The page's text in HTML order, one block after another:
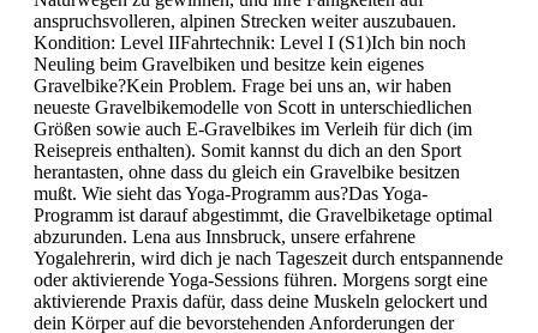
anspruchsvolleren, alpinen Strecken weiter auszubauen.
Kondition: Level IIFahrtechnik: Level I (S1)Ich bin noch
Neuling beim Gravelbiken und besitze kein eigenes
Gravelbike?Kein Problem. Frage bei uns an, wir haben
neueste Gravelbikemodelle von Scott in unterschiedlichen
Größen sowie auch E-Gravelbikes im Verleih für dich (im
Reisepreis enthalten). Somit kannst du dich an den Sport
herantasten, ohne dass du gleich ein Gravelbike besitzen
mußt. Wie sieht das Yoga-Programm aus?Das Yoga-
Programm ist darauf abgestimmt, die Gravelbiketage optimal
abzurunden. Lena aus Innsbruck, unsere erfahrene
Yogalehrerin, wird dich je nach Tageszeit durch entspannende
oder aktivierende Yoga-Sessions führen. Morgens sorgt eine
aktivierende Praxis dafür, dass deine Muskeln gelockert und
dein Körper auf die bevorstehenden Anforderungen der